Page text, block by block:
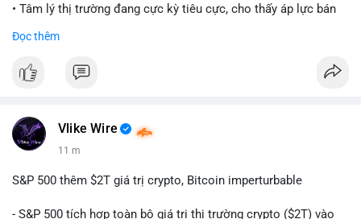
• Tâm lý thị trường đang cực kỳ tiêu cực, cho thấy áp lực bán
• CoinGecko Trending: Heima (HEI), Pi Network (PI), Pudgy
Tesla, Apple.
• Google Trends Việt Nam: Các chủ đề đời sống như dự báo
• Tin tức quốc tế: Nga chính thức ban hành luật quản lý sàn
Đọc thêm
Vlike Wire
11 m
S&P 500 thêm $2T giá trị crypto, Bitcoin imperturbable
- S&P 500 tích hợp toàn bộ giá trị thị trường crypto ($2T) vào